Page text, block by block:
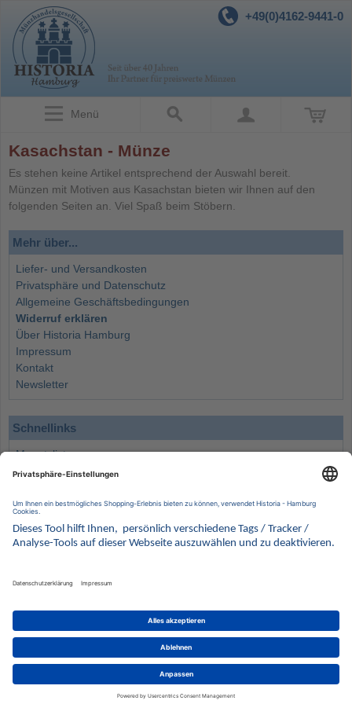
+49(0)4162-9441-0
Menü
Kasachstan - Münze
Es stehen keine Artikel entsprechend der Auswahl bereit.
Münzen mit Motiven aus Kasachstan bieten wir Ihnen auf den
folgenden Seiten an. Viel Spaß beim Stöbern.
Mehr über...
Liefer- und Versandkosten
Privatsphäre und Datenschutz
Allgemeine Geschäftsbedingungen
Widerruf erklären
Über Historia Hamburg
Impressum
Kontakt
Newsletter
Schnellinks
Monatsliste
Angebote
Wissenswertes
Kontakt
Wir behalten uns vor, für ausgewählte Münzen die Differenzbesteuerung gemäß § 25a UStG
anzuwenden.
Alle Angebote freibleibend solange der Vorrat reicht. Irrtum vorbehalten. Bilder sind
Beispielbilder
Münzen von HISTORIA Münzhandelsgesellschaft mbH
© 2021PCS, IT mit Augenmaß
eCommerce Engine © 2018Magento